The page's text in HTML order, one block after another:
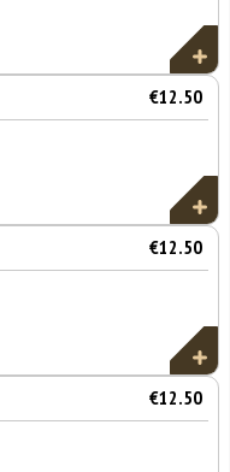
€12.50
€12.50
€12.50